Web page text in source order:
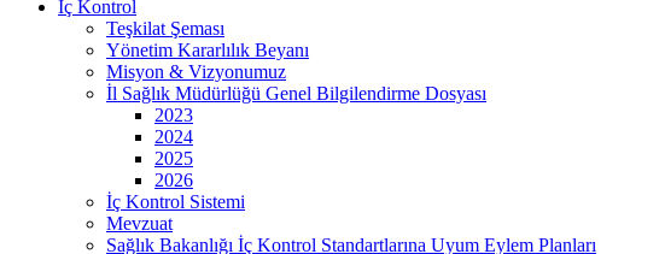
İç Kontrol
Teşkilat Şeması
Yönetim Kararlılık Beyanı
Misyon & Vizyonumuz
İl Sağlık Müdürlüğü Genel Bilgilendirme Dosyası
2023
2024
2025
2026
İç Kontrol Sistemi
Mevzuat
Sağlık Bakanlığı İç Kontrol Standartlarına Uyum Eylem Planları